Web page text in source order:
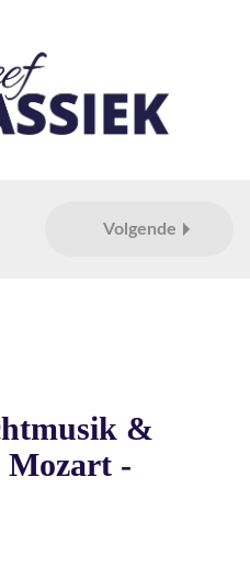
Volgende
&
Mozart -